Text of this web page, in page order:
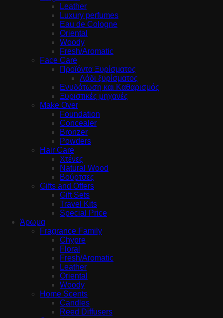
Leather
Luxury perfumes
Eau de Cologne
Oriental
Woody
Fresh/Aromatic
Face Care
Προϊόντα Ξυρίσματος
Λάδι ξυρίσματος
Ενυδάτωση και Καθαρισμός
Ξυριστικές μηχανές
Make Over
Foundation
Concealer
Bronzer
Powders
Hair Care
Χτένες
Natural Wood
Βούρτσες
Gifts and Offers
Gift Sets
Travel Kits
Special Price
Άρωμα
Fragrance Family
Chypre
Floral
Fresh/Aromatic
Leather
Oriental
Woody
Home Scents
Candles
Reed Diffusers